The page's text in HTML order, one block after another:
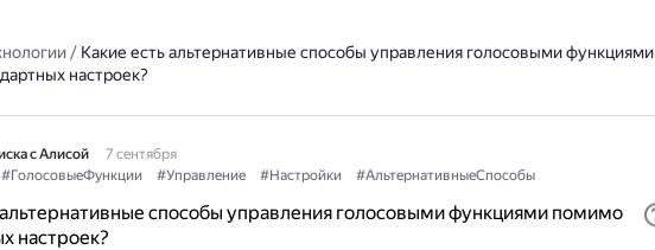
/ Какие есть альтернативные способы управления голосовыми функциями
настроек?
с Алисой
7 сентября
#ГолосовыеФункции #Управление #Настройки #АльтернативныеСпособы
альтернативные способы управления голосовыми функциями помимо
настроек?